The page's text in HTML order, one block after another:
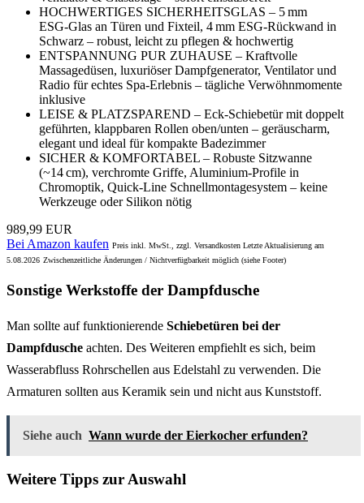
HOCHWERTIGES SICHERHEITSGLAS – 5 mm
ESG‑Glas an Türen und Fixteil, 4 mm ESG‑Rückwand in
Schwarz – robust, leicht zu pflegen & hochwertig
ENTSPANNUNG PUR ZUHAUSE – Kraftvolle
Massagedüsen, luxuriöser Dampfgenerator, Ventilator und
Radio für echtes Spa-Erlebnis – tägliche Verwöhnmomente
inklusive
LEISE & PLATZSPAREND – Eck-Schiebetür mit doppelt
geführten, klappbaren Rollen oben/unten – geräuscharm,
elegant und ideal für kompakte Badezimmer
SICHER & KOMFORTABEL – Robuste Sitzwanne
(~14 cm), verchromte Griffe, Aluminium‑Profile in
Chromoptik, Quick‑Line Schnellmontagesystem – keine
Werkzeuge oder Silikon nötig
989,99 EUR
Bei Amazon kaufen Preis inkl. MwSt., zzgl. Versandkosten Letzte Aktualisierung am
5.08.2026 Zwischenzeitliche Änderungen / Nichtverfügbarkeit möglich (siehe Footer)
Sonstige Werkstoffe der Dampfdusche
Man sollte auf funktionierende Schiebetüren bei der
Dampfdusche achten. Des Weiteren empfiehlt es sich, beim
Wasserabfluss Rohrschellen aus Edelstahl zu verwenden. Die
Armaturen sollten aus Keramik sein und nicht aus Kunststoff.
Siehe auch Wann wurde der Eierkocher erfunden?
Weitere Tipps zur Auswahl